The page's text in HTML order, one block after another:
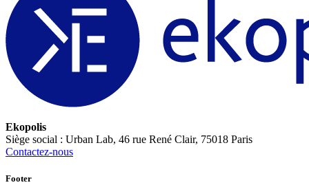
Ekopolis
Siège social : Urban Lab, 46 rue René Clair, 75018 Paris
Contactez-nous
Footer